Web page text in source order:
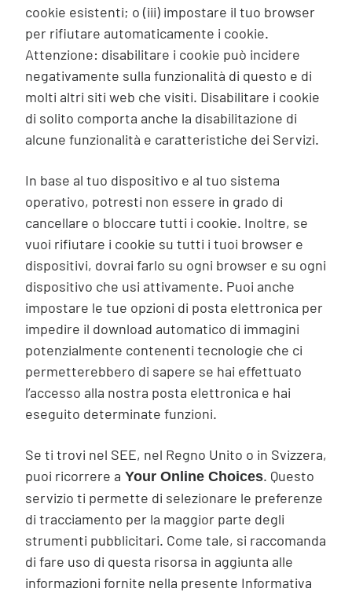
cookie esistenti; o (iii) impostare il tuo browser
per rifiutare automaticamente i cookie.
Attenzione: disabilitare i cookie può incidere
negativamente sulla funzionalità di questo e di
molti altri siti web che visiti. Disabilitare i cookie
di solito comporta anche la disabilitazione di
alcune funzionalità e caratteristiche dei Servizi.
In base al tuo dispositivo e al tuo sistema
operativo, potresti non essere in grado di
cancellare o bloccare tutti i cookie. Inoltre, se
vuoi rifiutare i cookie su tutti i tuoi browser e
dispositivi, dovrai farlo su ogni browser e su ogni
dispositivo che usi attivamente. Puoi anche
impostare le tue opzioni di posta elettronica per
impedire il download automatico di immagini
potenzialmente contenenti tecnologie che ci
permetterebbero di sapere se hai effettuato
l’accesso alla nostra posta elettronica e hai
eseguito determinate funzioni.
Se ti trovi nel SEE, nel Regno Unito o in Svizzera,
puoi ricorrere a Your Online Choices. Questo
servizio ti permette di selezionare le preferenze
di tracciamento per la maggior parte degli
strumenti pubblicitari. Come tale, si raccomanda
di fare uso di questa risorsa in aggiunta alle
informazioni fornite nella presente Informativa